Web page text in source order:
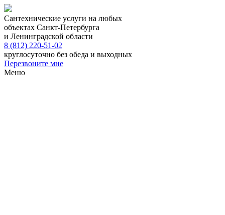
Сантехнические услуги на любых
объектах Санкт-Петербурга
и Ленинградской области
8 (812) 220-51-02
круглосуточно без обеда и выходных
Перезвоните мне
Меню